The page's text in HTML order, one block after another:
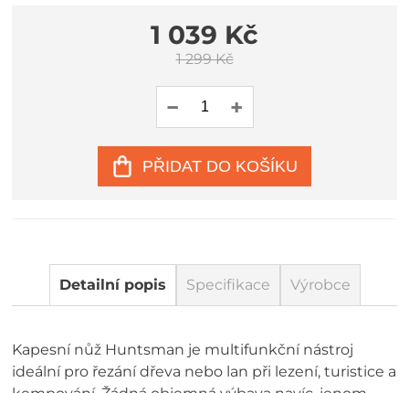
1 039 Kč
1 299 Kč
PŘIDAT DO KOŠÍKU
Detailní popis Specifikace Výrobce
Kapesní nůž Huntsman je multifunkční nástroj
ideální pro řezání dřeva nebo lan při lezení, turistice a